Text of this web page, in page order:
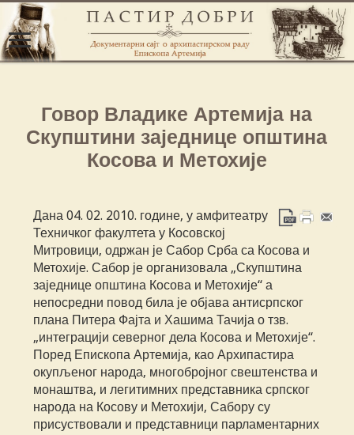
Говор Владике Артемија на
Скупштини заједнице општина
Косова и Метохије
Дана 04. 02. 2010. године, у амфитеатру
Техничког факултета у Косовској
Митровици, одржан је Сабор Срба са Косова и
Метохије. Сабор је организовала „Скупштина
заједнице општина Косова и Метохије“ а
непосредни повод била је објава антисрпског
плана Питера Фајта и Хашима Тачија о тзв.
„интеграцији северног дела Косова и Метохије“.
Поред Епископа Артемија, као Архипастира
окупљеног народа, многобројног свештенства и
монаштва, и легитимних представника српског
народа на Косову и Метохији, Сабору су
присуствовали и представници парламентарних